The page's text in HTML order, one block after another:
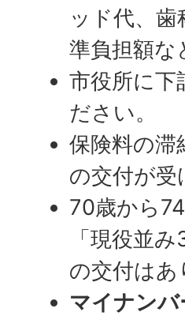
ッド代、
準負担額な
市役所に下
ださい。
保険料の滞
の交付が
70歳から
「現役並
の交付はあ
マイナン